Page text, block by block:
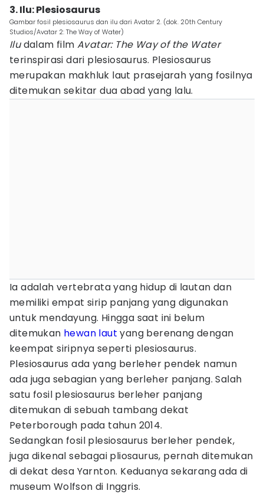
3. Ilu: Plesiosaurus
Gambar fosil plesiosaurus dan ilu dari Avatar 2. (dok. 20th Century
Studios/Avatar 2: The Way of Water)
Iludalam filmAvatar: The Way of the Water
terinspirasi dari plesiosaurus. Plesiosaurus
merupakan makhluk laut prasejarah yang fosilnya
ditemukan sekitar dua abad yang lalu.
Ia adalah vertebrata yang hidup di lautan dan
memiliki empat sirip panjang yang digunakan
untuk mendayung. Hingga saat ini belum
ditemukan hewan laut yang berenang dengan
keempat siripnya seperti plesiosaurus.
Plesiosaurus ada yang berleher pendek namun
ada juga sebagian yang berleher panjang. Salah
satu fosil plesiosaurus berleher panjang
ditemukan di sebuah tambang dekat
Peterborough pada tahun 2014.
Sedangkan fosil plesiosaurus berleher pendek,
juga dikenal sebagai pliosaurus, pernah ditemukan
di dekat desa Yarnton. Keduanya sekarang ada di
museum Wolfson di Inggris.